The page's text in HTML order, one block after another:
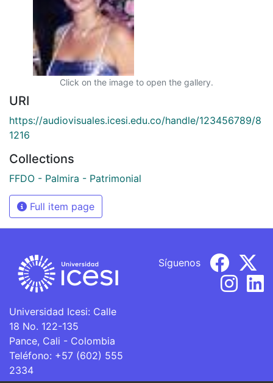
Click on the image to open the gallery.
URI
https://audiovisuales.icesi.edu.co/handle/123456789/8
1216
Collections
FFDO - Palmira - Patrimonial
Full item page
Universidad Icesi: Calle
18 No. 122-135
Pance, Cali - Colombia
Teléfono: +57 (602) 555
2334
Síguenos